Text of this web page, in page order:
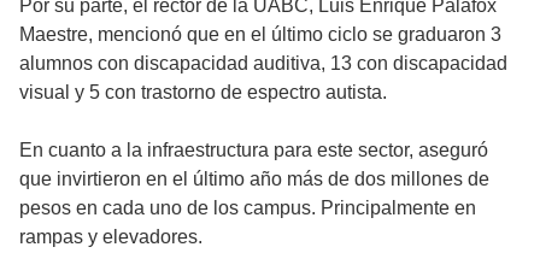
Por su parte, el rector de la UABC, Luis Enrique Palafox
Maestre, mencionó que en el último ciclo se graduaron 3
alumnos con discapacidad auditiva, 13 con discapacidad
visual y 5 con trastorno de espectro autista.
En cuanto a la infraestructura para este sector, aseguró
que invirtieron en el último año más de dos millones de
pesos en cada uno de los campus. Principalmente en
rampas y elevadores.